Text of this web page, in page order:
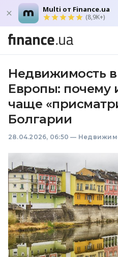
Multi от Finance.ua
(8,9K+)
Недвижимость в
Европы: почему
чаще
Болгарии
28.04.2026, 06:50 —